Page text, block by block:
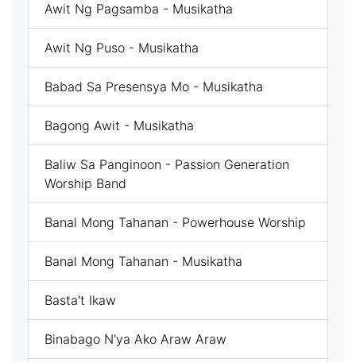
Awit Ng Pagsamba - Musikatha
Awit Ng Puso - Musikatha
Babad Sa Presensya Mo - Musikatha
Bagong Awit - Musikatha
Baliw Sa Panginoon - Passion Generation
Worship Band
Banal Mong Tahanan - Powerhouse Worship
Banal Mong Tahanan - Musikatha
Basta't Ikaw
Binabago N'ya Ako Araw Araw